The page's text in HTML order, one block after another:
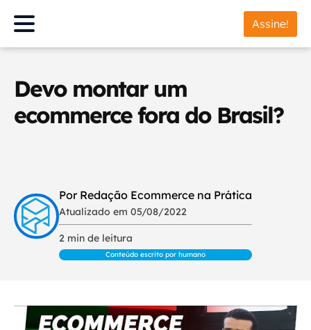
Assine!
Devo montar um
ecommerce fora do Brasil?
Por Redação Ecommerce na Prática
Atualizado em 05/08/2022
2 min de leitura
Conteúdo escrito por humano